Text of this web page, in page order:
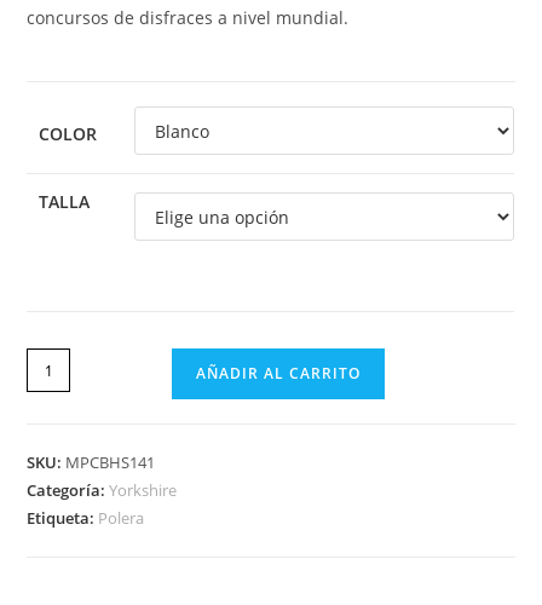
concursos de disfraces a nivel mundial.
COLOR
TALLA
AÑADIR AL CARRITO
SKU: MPCBHS141
Categoría:Yorkshire
Etiqueta: Polera